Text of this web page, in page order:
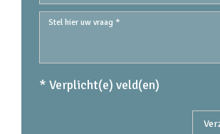
* Verplicht(e) veld(en)